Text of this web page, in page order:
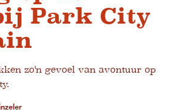
Park City
zo'n gevoel van avontuur op